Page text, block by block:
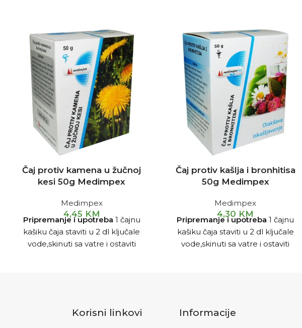
Čaj protiv kamena u žučnoj
kesi 50g Medimpex
Medimpex
4,45 KM
Pripremanje i upotreba 1 čajnu
kašiku čaja staviti u 2 dl ključale
vode,skinuti sa vatre i ostaviti
Čaj protiv kašlja i bronhitisa
50g Medimpex
Medimpex
4,30 KM
Pripremanje i upotreba 1 čajnu
kašiku čaja staviti u 2 dl ključale
vode,skinuti sa vatre i ostaviti
Korisni linkovi Informacije